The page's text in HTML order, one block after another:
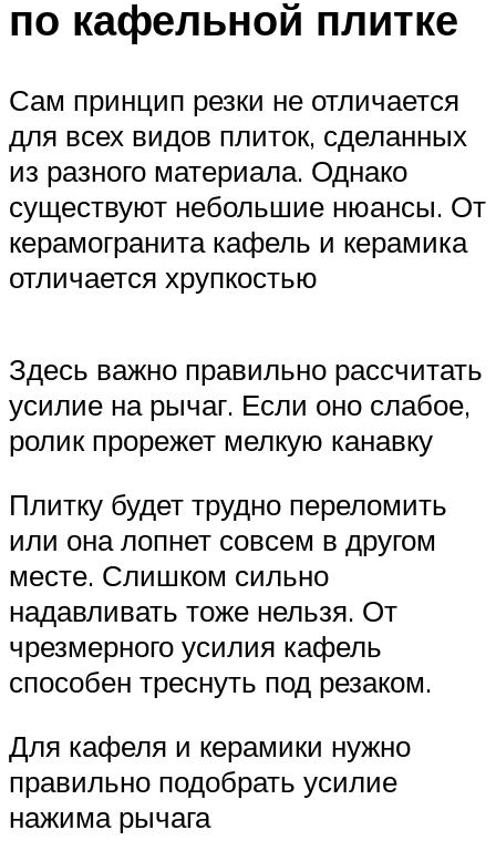
по кафельной плитке
Сам принцип резки не отличается
для всех видов плиток, сделанных
из разного материала. Однако
существуют небольшие нюансы. От
керамогранита кафель и керамика
отличается хрупкостью
Здесь важно правильно рассчитать
усилие на рычаг. Если оно слабое,
ролик прорежет мелкую канавку
Плитку будет трудно переломить
или она лопнет совсем в другом
месте. Слишком сильно
надавливать тоже нельзя. От
чрезмерного усилия кафель
способен треснуть под резаком.
Для кафеля и керамики нужно
правильно подобрать усилие
нажима рычага